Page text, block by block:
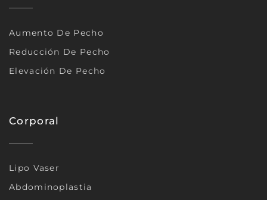
Aumento De Pecho
Reducción De Pecho
Elevación De Pecho
Corporal
Lipo Vaser
Abdominoplastia